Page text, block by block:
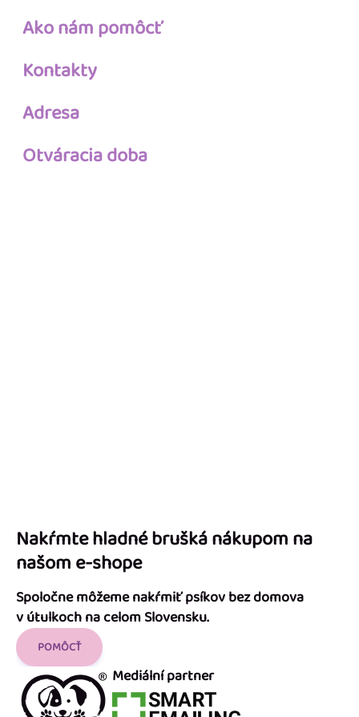
Ako nám pomôcť
Kontakty
Adresa
Otváracia doba
Nakŕmte hladné brušká nákupom na
našom e-shope
Spoločne môžeme nakŕmiť psíkov bez domova
v útulkoch na celom Slovensku.
POMÔCŤ
Mediální partner